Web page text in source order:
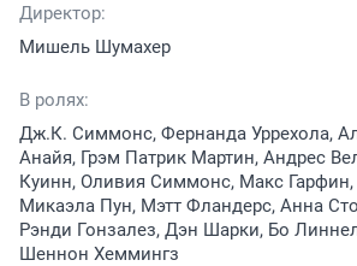
Директор:
Мишель Шумахер
В ролях:
Дж.К. Симмонс, Фернанда Уррехола,
Анайя, Грэм Патрик Мартин, Андрес
Куинн, Оливия Симмонс, Макс Гарфин,
Микаэла Пун, Мэтт Фландерс, Анна
Рэнди Гонзалез, Дэн Шарки, Бо
Шеннон Хеммингз